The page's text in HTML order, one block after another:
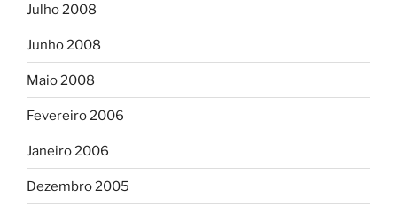
Julho 2008
Junho 2008
Maio 2008
Fevereiro 2006
Janeiro 2006
Dezembro 2005